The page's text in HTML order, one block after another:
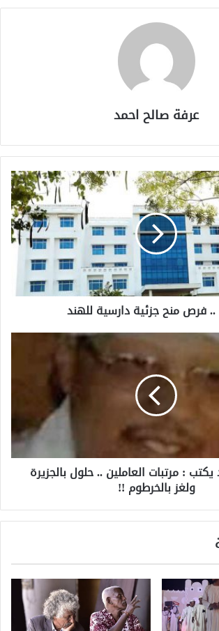
عرفة صالح احمد
فرص منح جزئية دارسية للهند
: مرتبات العاملين .. حلول بالجزيرة
ولغز بالخرطوم !!